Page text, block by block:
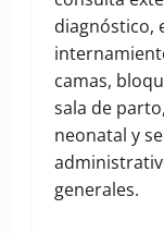
diagnóstico,
camas,
sala de
neonatal y
generales.